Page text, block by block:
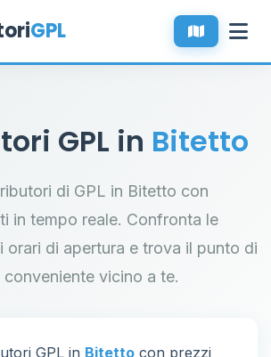
GPL
GPL in Bitetto
di GPL in Bitetto con
in tempo reale. Confronta le
orari di apertura e trova il punto di
vicino a te.
GPL in Bitetto con prezzi